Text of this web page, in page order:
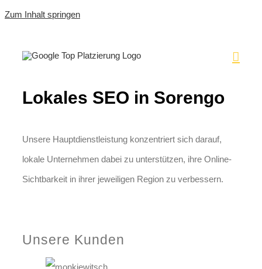
Zum Inhalt springen
Lokales SEO in Sorengo
Unsere Hauptdienstleistung konzentriert sich darauf,
lokale Unternehmen dabei zu unterstützen, ihre Online-
Sichtbarkeit in ihrer jeweiligen Region zu verbessern.
Unsere Kunden